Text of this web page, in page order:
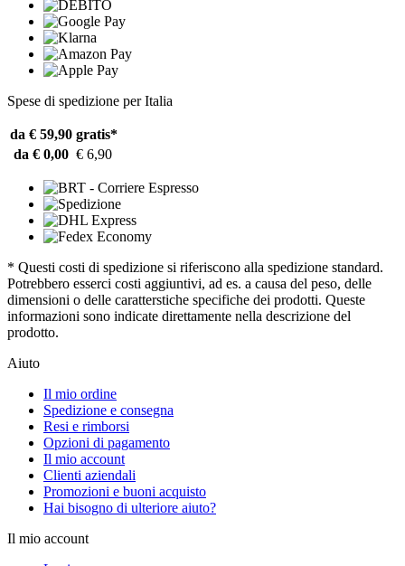
Spese di spedizione per Italia
da € 59,90 gratis*
da € 0,00 € 6,90
* Questi costi di spedizione si riferiscono alla spedizione standard.
Potrebbero esserci costi aggiuntivi, ad es. a causa del peso, delle
dimensioni o delle caratterstiche specifiche dei prodotti. Queste
informazioni sono indicate direttamente nella descrizione del
prodotto.
Aiuto
Il mio ordine
Spedizione e consegna
Resi e rimborsi
Opzioni di pagamento
Il mio account
Clienti aziendali
Promozioni e buoni acquisto
Hai bisogno di ulteriore aiuto?
Il mio account